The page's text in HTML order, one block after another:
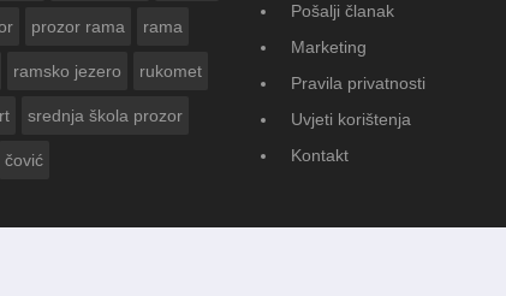
FOTOGALERIJA: Čuvanje
Vasti
prozor rama rama
ramsko jezero rukomet
srednja škola prozor
čović
Pošalji članak
Marketing
Pravila privatnosti
Uvjeti korištenja
Kontakt